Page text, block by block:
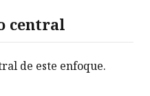
central
de este enfoque.